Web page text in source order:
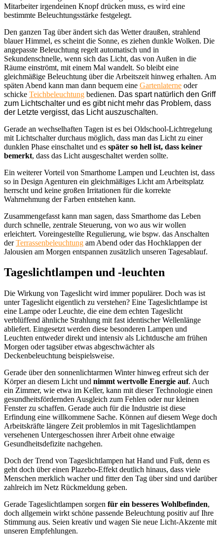
Mitarbeiter irgendeinen Knopf drücken muss, es wird eine
bestimmte Beleuchtungsstärke festgelegt.
Den ganzen Tag über ändert sich das Wetter draußen, strahlend
blauer Himmel, es scheint die Sonne, es ziehen dunkle Wolken. Die
angepasste Beleuchtung regelt automatisch und in
Sekundenschnelle, wenn sich das Licht, das von Außen in die
Räume einströmt, mit einem Mal wandelt. So bleibt eine
gleichmäßige Beleuchtung über die Arbeitszeit hinweg erhalten. Am
späten Abend kann man dann bequem eine Gartenlaterne oder
schicke Teichbeleuchtung bedienen. Das spart natürlich den Griff
zum Lichtschalter und es gibt nicht mehr das Problem, dass
der Letzte vergisst, das Licht auszuschalten.
Gerade an wechselhaften Tagen ist es bei Oldschool-Lichtregelung
mit Lichtschalter durchaus möglich, dass man das Licht zu einer
dunklen Phase einschaltet und es später so hell ist, dass keiner
bemerkt, dass das Licht ausgeschaltet werden sollte.
Ein weiterer Vorteil von Smarthome Lampen und Leuchten ist, dass
so in Design Agenturen ein gleichmäßiges Licht am Arbeitsplatz
herrscht und keine großen Irritationen für die korrekte
Wahrnehmung der Farben entstehen kann.
Zusammengefasst kann man sagen, dass Smarthome das Leben
durch schnelle, zentrale Steuerung, von wo aus wir wollen
erleichtert. Voreingestellte Regulierung, wie bspw. das Anschalten
derTerrassenbeleuchtung am Abend oder das Hochklappen der
Jalousien am Morgen entspannen zusätzlich unseren Tagesablauf.
Tageslichtlampen und -leuchten
Die Wirkung von Tageslicht wird immer populärer. Doch was ist
unter Tageslicht eigentlich zu verstehen? Eine Tageslichtlampe ist
eine Lampe oder Leuchte, die eine dem echten Tageslicht
verblüffend ähnliche Strahlung mit fast identischer Wellenlänge
abliefert. Eingesetzt werden diese besonderen Lampen und
Leuchten entweder direkt und intensiv als Lichtdusche am frühen
Morgen oder tagsüber etwas abgeschwächter als
Deckenbeleuchtung beispielsweise.
Gerade über den sonnenlichtarmen Winter hinweg erfreut sich der
Körper an diesem Licht und nimmt wertvolle Energie auf. Auch
ein Zimmer, wie etwa im Keller, kann mit dieser Technologie einen
gesundheitsfördernden Ausgleich zum Fehlen oder nur kleinen
Fenster zu schaffen. Gerade auch für die Industrie ist diese
Erfindung eine willkommene Sache. Können auf diesem Wege doch
Arbeitskräfte längere Zeit problemlos in mit Tageslichtlampen
versehenen Untergeschossen ihrer Arbeit ohne etwaige
Gesundheitsdefizite nachgehen.
Doch der Trend von Tageslichtlampen hat Hand und Fuß, denn es
geht doch über einen Plazebo-Effekt deutlich hinaus, dass viele
Menschen merklich wacher und fitter den Tag über sind und darüber
zahlreich im Netz Rückmeldung geben.
Gerade Tageslichtlampen sorgen für ein besseres Wohlbefinden,
doch allgemein wirkt schöne passende Beleuchtung positiv auf Ihre
Stimmung aus. Seien kreativ und wagen Sie neue Licht-Akzente mit
unseren Empfehlungen.